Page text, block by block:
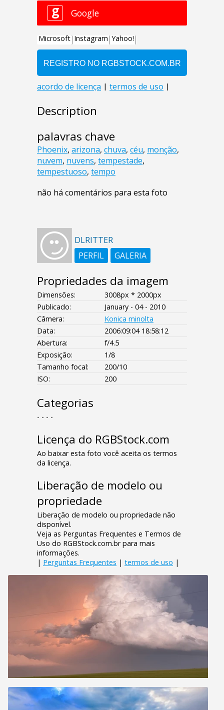
Description
palavras chave
Phoenix, arizona, chuva, céu, monção,
nuvem, nuvens, tempestade,
tempestuoso, tempo
não há comentários para esta foto
DLRITTER
PERFIL
GALERIA
Propriedades da imagem
Dimensões:
3008px * 2000px
Publicado:
January - 04 - 2010
Câmera:
Konica minolta
Data:
2006:09:04 18:58:12
Abertura:
f/4.5
Exposição:
1/8
Tamanho focal:
200/10
ISO:
200
Categorias
- - - -
Licença do RGBStock.com
Ao baixar esta foto você aceita os termos
da licença.
Liberação de modelo ou
propriedade
Liberação de modelo ou propriedade não
disponível.
Veja as Perguntas Frequentes e Termos de
Uso do RGBStock.com.br para mais
informações.
| Perguntas Frequentes | termos de uso |